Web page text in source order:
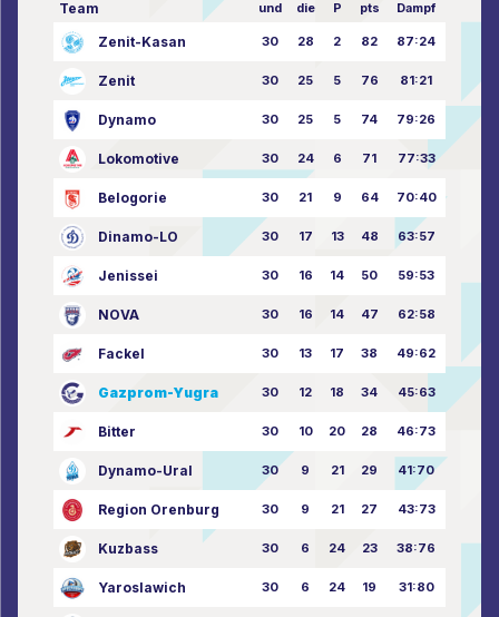
Team und die P pts Dampf
Zenit-Kasan 30 28 2 82 87:24
Zenit 30 25 5 76 81:21
Dynamo 30 25 5 74 79:26
Lokomotive 30 24 6 71 77:33
Belogorie 30 21 9 64 70:40
Dinamo-LO 30 17 13 48 63:57
Jenissei 30 16 14 50 59:53
NOVA 30 16 14 47 62:58
Fackel 30 13 17 38 49:62
Gazprom-Yugra 30 12 18 34 45:63
Bitter 30 10 20 28 46:73
Dynamo-Ural 30 9 21 29 41:70
Region Orenburg 30 9 21 27 43:73
Kuzbass 30 6 24 23 38:76
Yaroslawich 30 6 24 19 31:80